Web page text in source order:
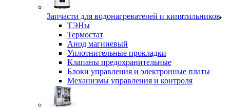
Запчасти для водонагревателей и кипятильников
ТЭНы
Термостат
Анод магниевый
Уплотнительные прокладки
Клапаны предохранительные
Блоки управления и электронные платы
Механизмы управления и контроля